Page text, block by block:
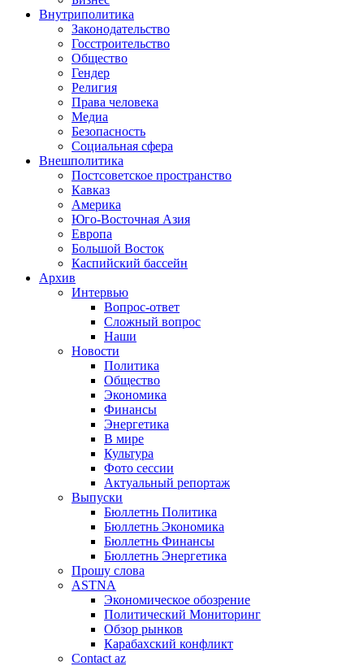
Внутриполитика
Законодательство
Госстроительство
Общество
Гендер
Религия
Права человека
Медиа
Безопасность
Социальная сфера
Внешполитика
Постсоветское пространство
Кавказ
Америка
Юго-Восточная Азия
Европа
Большой Восток
Каспийский бассейн
Архив
Интервью
Вопрос-ответ
Сложный вопрос
Наши
Новости
Политика
Общество
Экономика
Финансы
Энергетика
В мире
Культура
Фото сессии
Актуальный репортаж
Выпуски
Бюллетнь Политика
Бюллетнь Экономика
Бюллетнь Финансы
Бюллетнь Энергетика
Прошу слова
ASTNA
Экономическое обозрение
Политический Мониторинг
Обзор рынков
Карабахский конфликт
Contact az